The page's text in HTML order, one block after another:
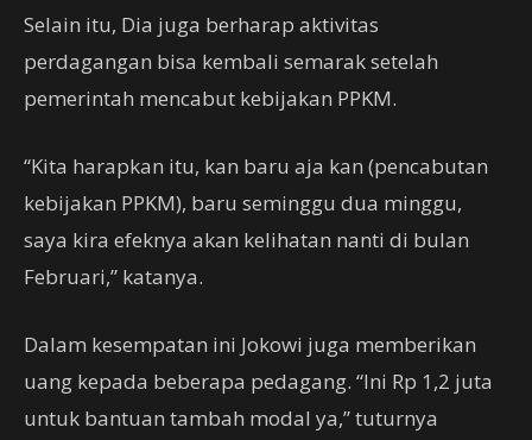
Selain itu, Dia juga berharap aktivitas
perdagangan bisa kembali semarak setelah
pemerintah mencabut kebijakan PPKM.
“Kita harapkan itu, kan baru aja kan (pencabutan
kebijakan PPKM), baru seminggu dua minggu,
saya kira efeknya akan kelihatan nanti di bulan
Februari,” katanya.
Dalam kesempatan ini Jokowi juga memberikan
uang kepada beberapa pedagang. “Ini Rp 1,2 juta
untuk bantuan tambah modal ya,” tuturnya